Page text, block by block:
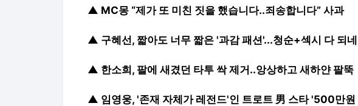
▲ MC몽 “제가 또 미친 짓을 했습니다..죄송합니다” 사과
▲ 구혜선, 짧아도 너무 짧은 '과감 패션'...청순+섹시 다 되네
▲ 한소희, 팔에 새겼던 타투 싹 제거..앙상하고 새하얀 팔뚝
▲ 임영웅, '존재 자체가 레전드'인 트로트 男 스타 '500만원